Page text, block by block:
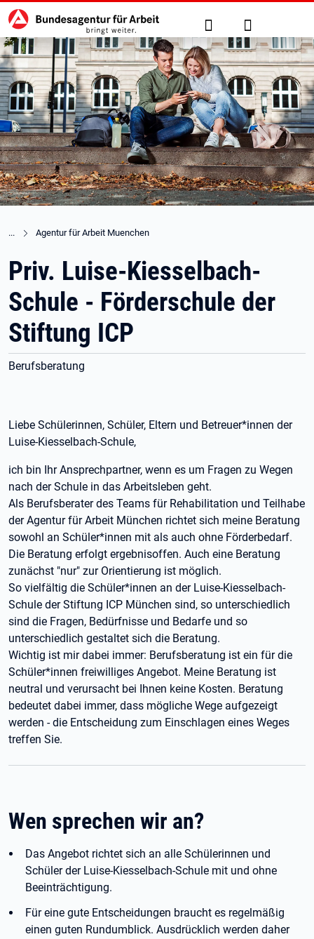
zu den Hauptinhalten springen
Hauptnavigation Suche Anmelden
Agentur für Arbeit Muenchen
Priv. Luise-Kiesselbach-
Schule - Förderschule der
Stiftung ICP
Berufsberatung
Liebe Schülerinnen, Schüler, Eltern und Betreuer*innen der
Luise-Kiesselbach-Schule,
ich bin Ihr Ansprechpartner, wenn es um Fragen zu Wegen
nach der Schule in das Arbeitsleben geht.
Als Berufsberater des Teams für Rehabilitation und Teilhabe
der Agentur für Arbeit München richtet sich meine Beratung
sowohl an Schüler*innen mit als auch ohne Förderbedarf.
Die Beratung erfolgt ergebnisoffen. Auch eine Beratung
zunächst "nur" zur Orientierung ist möglich.
So vielfältig die Schüler*innen an der Luise-Kiesselbach-
Schule der Stiftung ICP München sind, so unterschiedlich
sind die Fragen, Bedürfnisse und Bedarfe und so
unterschiedlich gestaltet sich die Beratung.
Wichtig ist mir dabei immer: Berufsberatung ist ein für die
Schüler*innen freiwilliges Angebot. Meine Beratung ist
neutral und verursacht bei Ihnen keine Kosten. Beratung
bedeutet dabei immer, dass mögliche Wege aufgezeigt
werden - die Entscheidung zum Einschlagen eines Weges
treffen Sie.
Wen sprechen wir an?
Das Angebot richtet sich an alle Schülerinnen und
Schüler der Luise-Kiesselbach-Schule mit und ohne
Beeinträchtigung.
Für eine gute Entscheidungen braucht es regelmäßig
einen guten Rundumblick. Ausdrücklich werden daher